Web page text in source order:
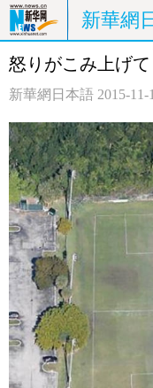
新華網
ホームページ
観光
中日対訳
怒りがこみ上げ
新華網日本語 2015-11-